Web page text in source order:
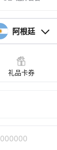
阿根廷
礼品卡券